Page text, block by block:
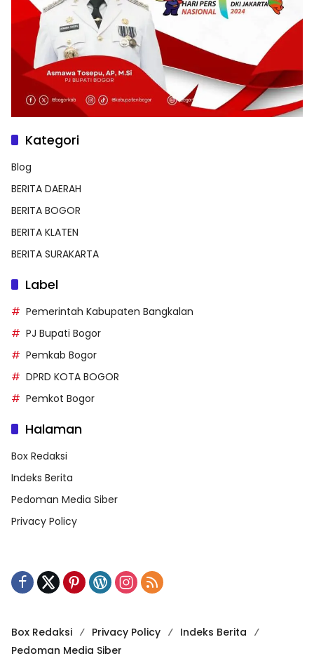
Kategori
Blog
BERITA DAERAH
BERITA BOGOR
BERITA KLATEN
BERITA SURAKARTA
Label
Pemerintah Kabupaten Bangkalan
PJ Bupati Bogor
Pemkab Bogor
DPRD KOTA BOGOR
Pemkot Bogor
Halaman
Box Redaksi
Indeks Berita
Pedoman Media Siber
Privacy Policy
Box Redaksi Privacy Policy
Indeks Berita
Pedoman Media Siber